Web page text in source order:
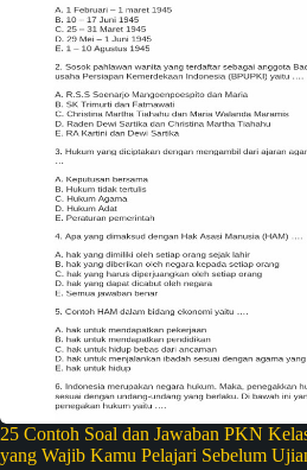
25 Contoh Soal dan Jawaban PKN
yang Wajib Kamu Pelajari Sebelum